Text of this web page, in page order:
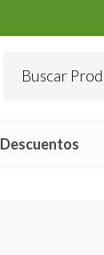
Descuentos